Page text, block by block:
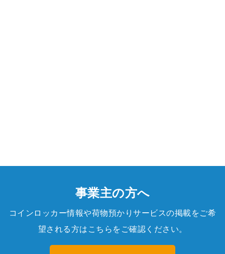
事業主の方へ
コインロッカー情報や荷物預かりサービスの掲載をご希
望される方はこちらをご確認ください。